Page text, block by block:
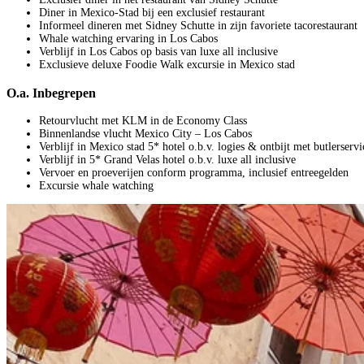
Diner in Mexico-Stad bij een exclusief restaurant
Informeel dineren met Sidney Schutte in zijn favoriete taco­restaurant
Whale watching ervaring in Los Cabos
Verblijf in Los Cabos op basis van luxe all inclusive
Exclusieve deluxe Foodie Walk excursie in Mexico stad
O.a. Inbegrepen
Retourvlucht met KLM in de Economy Class
Binnenlandse vlucht Mexico City – Los Cabos
Verblijf in Mexico stad 5* hotel o.b.v. logies & ontbijt met
Verblijf in 5* Grand Velas hotel o.b.v. luxe all inclusive
Vervoer en proeverijen conform programma, inclusief entreegelden
Excursie whale watching